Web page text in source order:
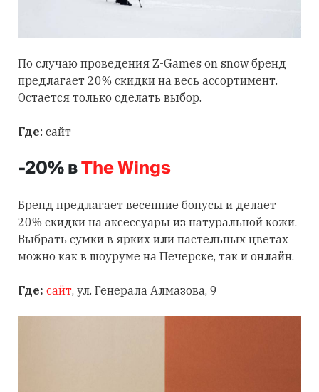
По случаю проведения Z-Games on snow бренд
предлагает 20% скидки на весь ассортимент.
Остается только сделать выбор.
Где: сайт
-20% вThe Wings
Бренд предлагает весенние бонусы и делает
20% скидки на аксессуары из натуральной кожи.
Выбрать сумки в ярких или пастельных цветах
можно как в шоуруме на Печерске, так и онлайн.
Где: сайт, ул. Генерала Алмазова, 9